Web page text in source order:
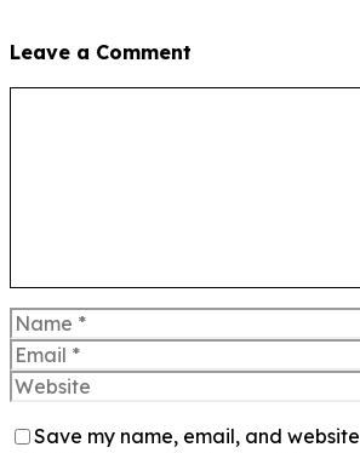
Leave a Comment
Name
Email
Website
Save my name, email, and website